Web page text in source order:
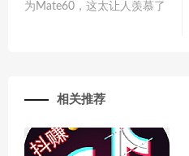
为Mate60，这太让人羡慕了
相关推荐